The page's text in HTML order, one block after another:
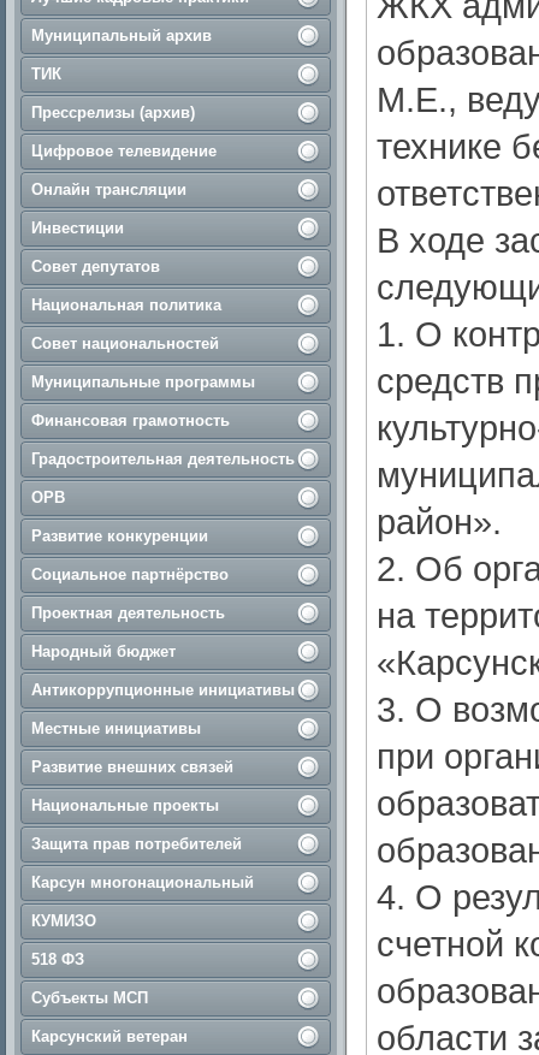
Муниципальный архив
ТИК
Прессрелизы (архив)
Цифровое телевидение
Онлайн трансляции
Инвестиции
Совет депутатов
Национальная политика
Совет национальностей
Муниципальные программы
Финансовая грамотность
Градостроительная деятельность
ОРВ
Развитие конкуренции
Социальное партнёрство
Проектная деятельность
Народный бюджет
Антикоррупционные инициативы
Местные инициативы
Развитие внешних связей
Национальные проекты
Защита прав потребителей
Карсун многонациональный
КУМИЗО
518 ФЗ
Субъекты МСП
Карсунский ветеран
М.Е.,
технике
В ходе
1. О
средств
район».
2. Об
на
3. О
при
4. О
счетной
области